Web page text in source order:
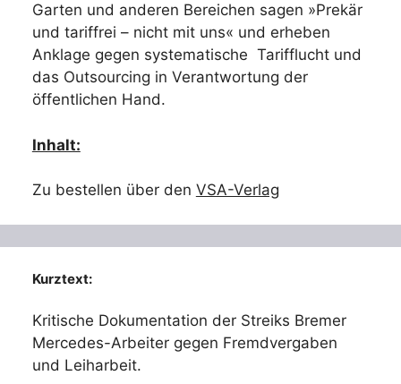
Garten und anderen Bereichen sagen »Prekär
und tariffrei – nicht mit uns« und erheben
Anklage gegen systematische Tarifflucht und
das Outsourcing in Verantwortung der
öffentlichen Hand.
Inhalt:
Zu bestellen über den VSA-Verlag
Kurztext:
Kritische Dokumentation der Streiks Bremer
Mercedes-Arbeiter gegen Fremdvergaben
und Leiharbeit.